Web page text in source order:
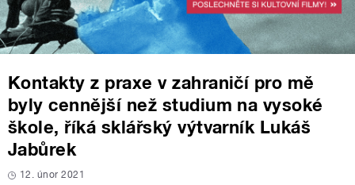
Kontakty z praxe v zahraničí pro mě
byly cennější než studium na vysoké
škole, říká sklářský výtvarník Lukáš
Jabůrek
12. únor 2021